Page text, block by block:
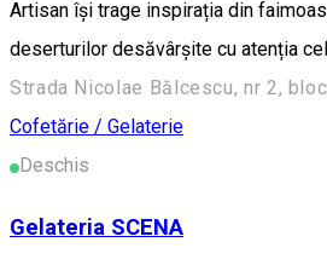
Artisan își trage inspirația din
deserturilor desăvârșite cu atenția
Cofetărie / Gelaterie
Deschis
Gelateria SCENA